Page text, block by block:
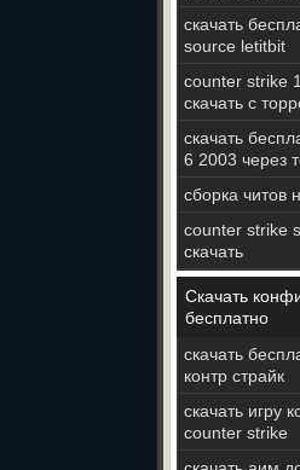
скачать
source letitbit
counter strike
скачать с
скачать
6 2003 через
сборка читов
counter strike
скачать
Скачать
бесплатно
скачать
контр страйк
скачать игру
counter strike